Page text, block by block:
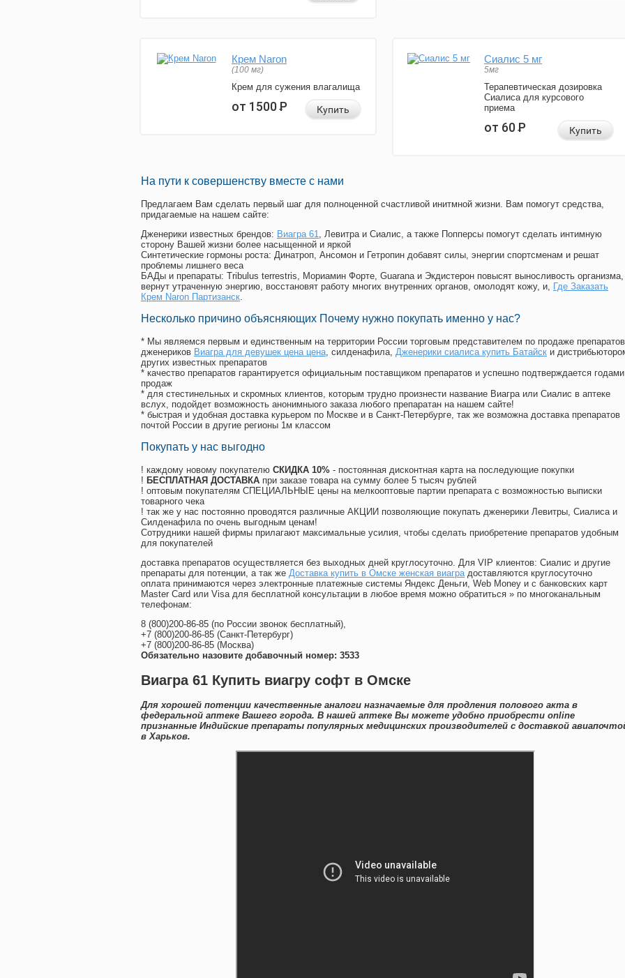
Крем Naron
(100 мг)
Крем для сужения влагалища
от 1500Р Купить
Сиалис 5 мг
5мг
Терапевтическая дозировка
Сиалиса для курсового
приема
от 60Р Купить
На пути к совершенству вместе с нами
Предлагаем Вам сделать первый шаг для полноценной счастливой инитмной жизни. Вам помогут средства,
придагаемые на нашем сайте:
Дженерики известных брендов: Виагра 61, Левитра и Сиалис, а также Попперсы помогут сделать интимную
сторону Вашей жизни более насыщенной и яркой
Синтетические гормоны роста: Динатроп, Ансомон и Гетропин добавят силы, энергии спортсменам и решат
проблемы лишнего веса
БАДы и препараты: Tribulus terrestris, Мориамин Форте, Guarana и Экдистерон повысят выносливость организма,
вернут утраченную энергию, восстановят работу многих внутренних органов, омолодят кожу, и, Где Заказать
Крем Naron Партизанск.
Несколько причино объясняющих Почему нужно покупать именно у нас?
* Мы являемся первым и единственным на территории России торговым представителем по продаже препаратов
дженериков Виагра для девушек цена цена, силденафила, Дженерики сиалиса купить Батайск и
других известных препаратов
* качество препаратов гарантируется официальным поставщиком препаратов и успешно подтверждается годами
продаж
* для стестинельных и скромных клиентов, которым трудно произнести название Виагра или Сиалис в аптеке
вслух, подойдет возможность анонимныого заказа любого препаратан на нашем сайте!
* быстрая и удобная доставка курьером по Москве и в Санкт-Петербурге, так же возможна доставка препаратов
почтой России в другие регионы 1м классом
Покупать у нас выгодно
! каждому новому покупателю СКИДКА 10% - постоянная дисконтная карта на последующие покупки
! БЕСПЛАТНАЯ ДОСТАВКА при заказе товара на сумму более 5 тысяч рублей
! оптовым покупателям СПЕЦИАЛЬНЫЕ цены на мелкооптовые партии препарата с возможностью выписки
товарного чека
! так же у нас постоянно проводятся различные АКЦИИ позволяющие покупать дженерики Левитры, Сиалиса и
Силденафила по очень выгодным ценам!
Cотрудники нашей фирмы прилагают максимальные усилия, чтобы сделать приобретение препаратов удобным
для покупателей
доставка препаратов осуществляется без выходных дней круглосуточно. Для VIP клиентов: Сиалис и другие
препараты для потенции, а так же Доставка купить в Омске женская виаградоставляются круглосуточно
оплата принимаются через электронные платежные системы Яндекс Деньги, Web Money и с банковских карт
Master Card или Visa для бесплатной консультации в любое время можно обратиться » по многоканальным
телефонам:
8 (800)200-86-85 (по России звонок бесплатный),
+7 (800)200-86-85 (Санкт-Петербург)
+7 (800)200-86-85 (Москва)
Обязательно назовите добавочный номер: 3533
Виагра 61 Купить виагру софт в Омске
Для хорошей потенции качественные аналоги назначаемые для продления полового акта в
федеральной аптеке Вашего города. В нашей аптеке Вы можете удобно приобрести online
признанные Индийские препараты популярных медицинских производителей с доставкой
в Харьков.